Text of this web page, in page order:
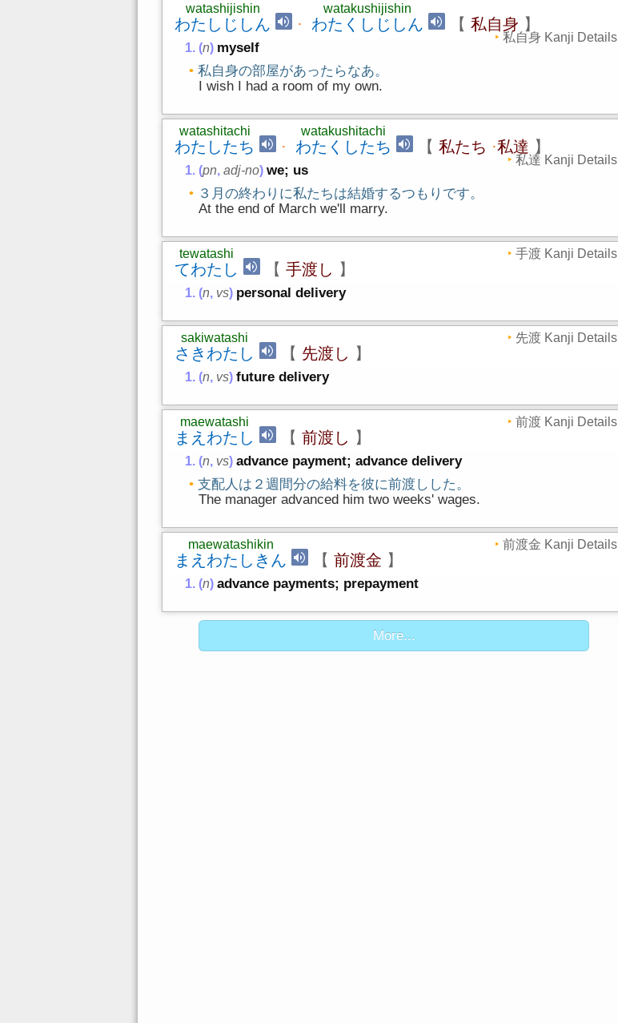
わたしじしん
watashijishin
· わたくしじしん
watakushijishin
【 私自身 】
私自身 Kanji Details
(n) myself
私自身の部屋があったらなあ。
I wish I had a room of my own.
わたしたち
watashitachi
· わたくしたち
watakushitachi
【 私たち ·私達 】
私達 Kanji Details
(pn, adj-no) we; us
３月の終わりに私たちは結婚するつもりです。
At the end of March we'll marry.
てわたし
tewatashi
【 手渡し 】
手渡 Kanji Details
(n, vs) personal delivery
さきわたし
sakiwatashi
【 先渡し 】
先渡 Kanji Details
(n, vs) future delivery
まえわたし
maewatashi
【 前渡し 】
前渡 Kanji Details
(n, vs) advance payment; advance delivery
支配人は２週間分の給料を彼に前渡しした。
The manager advanced him two weeks' wages.
まえわたしきん
maewatashikin
【 前渡金 】
前渡金 Kanji Details
(n) advance payments; prepayment
More...